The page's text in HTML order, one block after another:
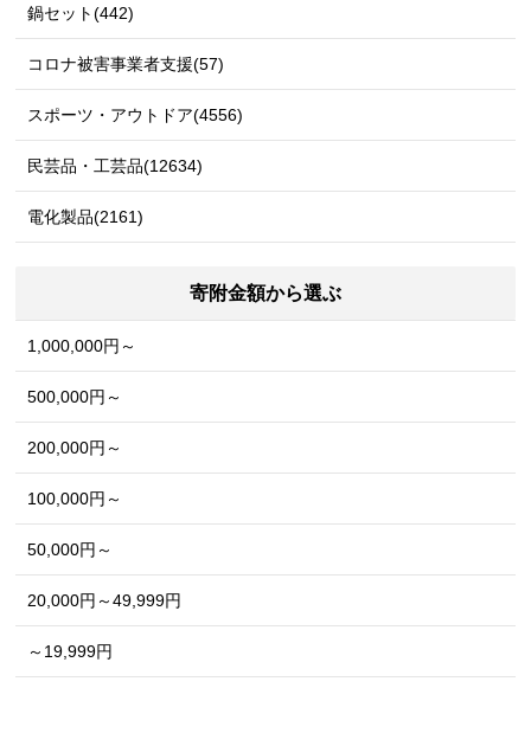
鍋セット(442)
コロナ被害事業者支援(57)
スポーツ・アウトドア(4556)
民芸品・工芸品(12634)
電化製品(2161)
寄附金額から選ぶ
1,000,000円～
500,000円～
200,000円～
100,000円～
50,000円～
20,000円～49,999円
～19,999円